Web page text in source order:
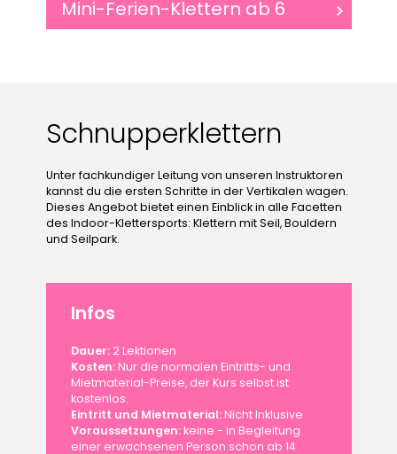
Mini-Ferien-Klettern ab 6
Schnupperklettern
Unter fachkundiger Leitung von unseren Instruktoren
kannst du die ersten Schritte in der Vertikalen wagen.
Dieses Angebot bietet einen Einblick in alle Facetten
des Indoor-Klettersports: Klettern mit Seil, Bouldern
und Seilpark.
Infos
Dauer: 2 Lektionen
Kosten:Nur die normalen Eintritts- und
Mietmaterial-Preise, der Kurs selbst ist
kostenlos.
Eintritt und Mietmaterial:Nicht Inklusive
Voraussetzungen:keine - in Begleitung
einer erwachsenen Person schon ab 14